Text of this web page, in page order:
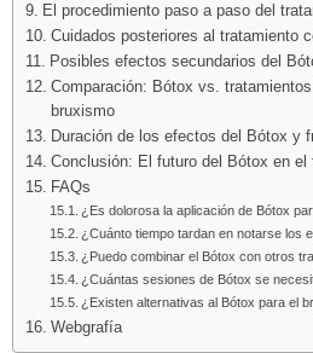
El procedimiento paso a paso del
Cuidados posteriores al tratamiento
Posibles efectos secundarios del
Comparación: Bótox vs.
bruxismo
Duración de los efectos del Bótox y
Conclusión: El futuro del Bótox en el
FAQs
¿Es dolorosa la aplicación de Bótox
¿Cuánto tiempo tardan en notarse los
¿Puedo combinar el Bótox con otros
¿Cuántas sesiones de Bótox se
¿Existen alternativas al Bótox para el
Webgrafía